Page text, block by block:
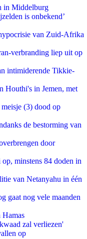
in Middelburg
is onbekend’
van Zuid-Afrika
verbranding liep uit op
intimiderende Tikkie-
Houthi's in Jemen, met
(3) dood op
de bestorming van
door
minstens 84 doden in
van Netanyahu in één
gaat nog vele maanden
Hamas
zal verliezen'
op